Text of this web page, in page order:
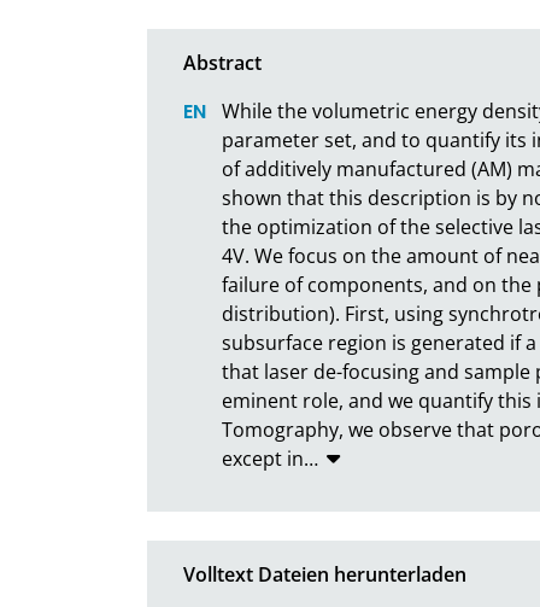
While the volumetric energy
parameter set, and to quantify
of additively manufactured (AM)
shown that this description is by
the optimization of the selective
4V. We focus on the amount of
failure of components, and on
distribution). First, using
subsurface region is generated if
that laser de-focusing and
eminent role, and we quantify this
Tomography, we observe that
except in…
Volltext Dateien herunterladen